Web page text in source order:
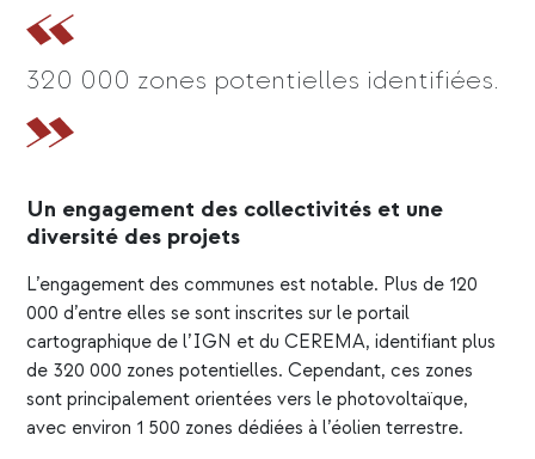
320 000 zones potentielles identifiées.
Un engagement des collectivités et une
diversité des projets
L’engagement des communes est notable. Plus de 120
000 d’entre elles se sont inscrites sur le portail
cartographique de l’IGN et du CEREMA, identifiant plus
de 320 000 zones potentielles. Cependant, ces zones
sont principalement orientées vers le photovoltaïque,
avec environ 1 500 zones dédiées à l’éolien terrestre.